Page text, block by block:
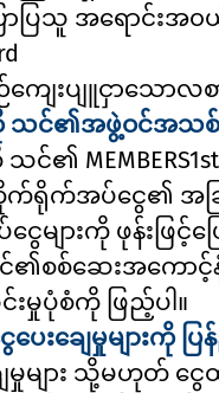
ြသူ အရောင်းအ၀ယ်
ျေးပျူငှာသောလစ
ဖွဲ့ဝင်အသစ် 1st
၏
အပ်ငွေ၏ အခြားရ
းကို ဖုန်းဖြင့်ပြေ
င့် သင်၏စစ်ဆေး
မှုပုံစံကို ဖြည့်ပါ။
ျေမှုများကို ပြန်
ျား သို့မဟုတ် ငွေထု